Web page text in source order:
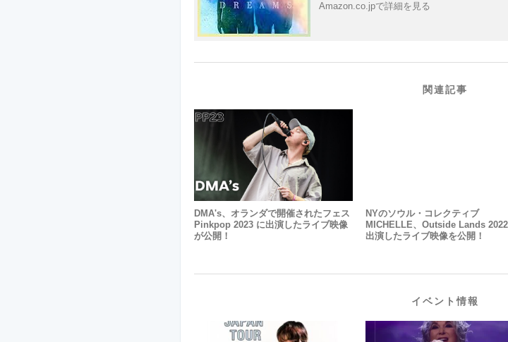
Amazon.co.jpで詳細を見る
関連記事
DMA's、オランダで開催されたフェス
Pinkpop 2023 に出演したライブ映像
が公開！
NYのソウル・コレクティブ
MICHELLE、Outside Lands
出演したライブ映像を公開！
イベント情報